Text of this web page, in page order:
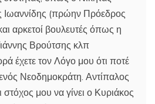
Ιωαννίδης (πρώην Πρόεδρος
αρκετοί βουλευτές όπως η
Βρούτσης κλπ
έχετε τον Λόγο μου ότι ποτέ
Νεοδημοκράτη. Αντίπαλος
στόχος μου να γίνει ο Κυριάκος